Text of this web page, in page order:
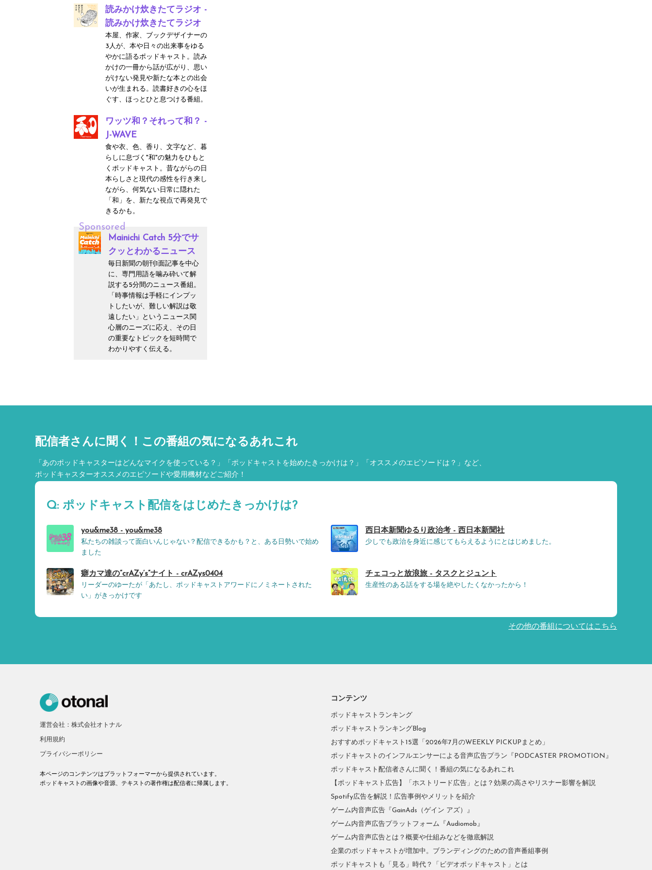
読みかけ炊きたてラジオ -
読みかけ炊きたてラジオ
本屋、作家、ブックデザイナーの
3人が、本や日々の出来事をゆる
やかに語るポッドキャスト。読み
かけの一冊から話が広がり、思い
がけない発見や新たな本との出会
いが生まれる。読書好きの心をほ
ぐす、ほっとひと息つける番組。
ワッツ和？それって和？ -
J-WAVE
食や衣、色、香り、文字など、暮
らしに息づく"和"の魅力をひもと
くポッドキャスト。昔ながらの日
本らしさと現代の感性を行き来し
ながら、何気ない日常に隠れた
「和」を、新たな視点で再発見で
きるかも。
Sponsored
Mainichi Catch 5分でサ
クッとわかるニュース
毎日新聞の朝刊1面記事を中心
に、専門用語を噛み砕いて解
説する5分間のニュース番組。
「時事情報は手軽にインプッ
トしたいが、難しい解説は敬
遠したい」というニュース関
心層のニーズに応え、その日
の重要なトピックを短時間で
わかりやすく伝える。
配信者さんに聞く！ この番組の気になるあれこれ
「あのポッドキャスターはどんなマイクを使っている？」「ポッドキャストを始めたきっかけは？」「オススメのエピソードは？」など、
ポッドキャスターオススメのエピソードや愛用機材などご紹介！
Q: ポッドキャスト配信をはじめたきっかけは?
you&me38 - you&me38
私たちの雑談って面白いんじゃない？配信できるかも？と、ある日勢いで始め
ました
西日本新聞ゆるり政治考 - 西日本新聞社
少しでも政治を身近に感じてもらえるようにとはじめました。
癖カマ達の“crAZy’s”ナイト - crAZys0404
リーダーのゆーたが「あたし、ポッドキャストアワードにノミネートされた
い」がきっかけです
チェコっと放浪旅 - タスクとジュント
生産性のある話をする場を絶やしたくなかったから！
その他の番組についてはこちら
運営会社：株式会社オトナル
利用規約
プライバシーポリシー
本ページのコンテンツはプラットフォーマーから提供されています。
ポッドキャストの画像や音源、テキストの著作権は配信者に帰属します。
コンテンツ
ポッドキャストランキング
ポッドキャストランキングBlog
おすすめポッドキャスト15選「2026年7月のWEEKLY PICKUPまとめ」
ポッドキャストのインフルエンサーによる音声広告プラン『PODCASTER PROMOTION』
ポッドキャスト配信者さんに聞く！番組の気になるあれこれ
【ポッドキャスト広告】「ホストリード広告」とは？効果の高さやリスナー影響を解説
Spotify広告を解説！広告事例やメリットを紹介
ゲーム内音声広告『GainAds（ゲイン アズ）』
ゲーム内音声広告プラットフォーム『Audiomob』
ゲーム内音声広告とは？概要や仕組みなどを徹底解説
企業のポッドキャストが増加中。ブランディングのための音声番組事例
ポッドキャストも「見る」時代？「ビデオポッドキャスト」とは